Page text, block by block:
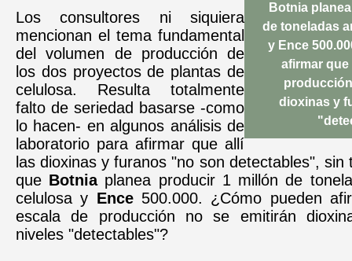
Botnia
de toneladas
y Ence
afirmar que
dioxinas y
Los consultores ni siquiera
mencionan el tema fundamental
del volumen de producción de
los dos proyectos de plantas de
celulosa. Resulta totalmente
falto de seriedad basarse -como
lo hacen- en algunos análisis de
laboratorio para afirmar que allí
las dioxinas y furanos "no son detectables", sin
que Botnia planea producir 1 millón de
celulosa y Ence 500.000. ¿Cómo pueden
escala de producción no se emitirán
niveles "detectables"?